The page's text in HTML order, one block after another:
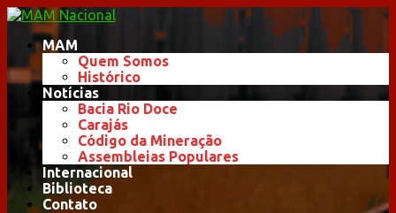
MAM
Quem Somos
Histórico
Notícias
Bacia Rio Doce
Carajás
Código da Mineração
Assembleias Populares
Internacional
Biblioteca
Contato